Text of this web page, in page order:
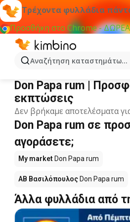
Τρέχοντα φυλλάδια
Προσθήκη στο Chrome -
Αναζήτηση καταστημάτων,
Don Papa rum
Don Papa rum |
εκπτώσεις
Δεν βρήκαμε αποτελέσματα
Don Papa rum σε
αγοράσετε;
My market Don Papa rum
ΑΒ Βασιλόπουλος Don Papa rum
Άλλα φυλλάδια από